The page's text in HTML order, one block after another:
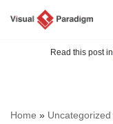
Read this post
Home » Uncategorized